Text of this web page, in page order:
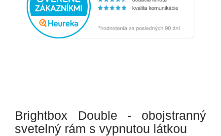
Brightbox Double - obojstranný
svetelný rám s vypnutou látkou